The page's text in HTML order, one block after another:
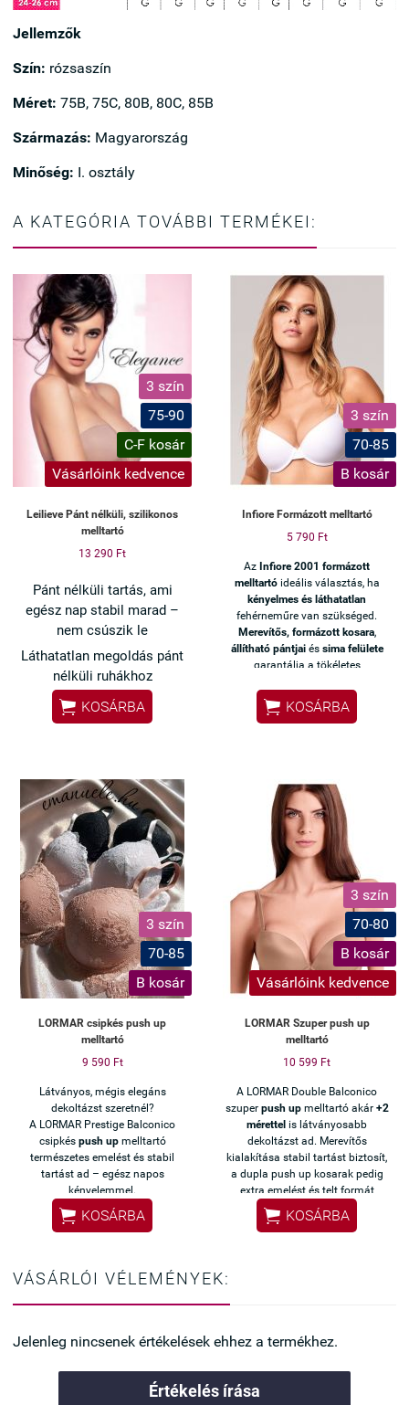
Jellemzők
Szín: rózsaszín
Méret: 75B, 75C, 80B, 80C, 85B
Származás: Magyarország
Minőség: I. osztály
A KATEGÓRIA TOVÁBBI TERMÉKEI:
3 szín
75-90
C-F kosár
Vásárlóink kedvence
Leilieve Pánt nélküli, szilikonos
melltartó
13 290 Ft
Pánt nélküli tartás, ami
egész nap stabil marad –
nem csúszik le
Láthatatlan megoldás pánt
nélküli ruhákhoz
Ez a Leilieve pánt nélküli
melltartó szilikonos belső
így nem kell igazgatnod
viselés közben.
Természetes tartást ad,
miközben teljesen
észrevétlenül hordhatod a
ruha alatt – ideális váll
nélküli, kivágott vagy
alkalmi ruhákhoz.
✔ Stabil tartás pánt nélkül
✔ Szilikonos belső – nem
csúszik le
✔ Láthatatlan ruha alatt
✔ Tökéletes alkalmi és nyári
 KOSÁRBA
3 szín
70-85
B kosár
Infiore Formázott melltartó
5 790 Ft
Az Infiore 2001 formázott
melltartóideális választás, ha
kényelmes és láthatatlan
fehérneműre van szükséged.
Merevítős, formázott kosara,
állítható pántjaiés sima felülete
garantálja a tökéletes
 KOSÁRBA
3 szín
70-85
B kosár
LORMAR csipkés push up
melltartó
9 590 Ft
Látványos, mégis elegáns
dekoltázst szeretnél?
A LORMAR Prestige Balconico
csipkés push upmelltartó
természetes emelést és stabil
tartást ad – egész napos
kényelemmel.
 KOSÁRBA
3 szín
70-80
B kosár
Vásárlóink kedvence
LORMAR Szuper push up
melltartó
10 599 Ft
A LORMAR Double Balconico
szuper push upmelltartó akár +2
mérettel is látványosabb
dekoltázst ad. Merevítős
kialakítása stabil tartást biztosít,
a dupla push up kosarak pedig
extra emelést és telt formát
adnak. Levehető pántjai miatt,
sokoldalúan viselhető.
 KOSÁRBA
VÁSÁRLÓI VÉLEMÉNYEK:
Jelenleg nincsenek értékelések ehhez a termékhez.
Értékelés írása